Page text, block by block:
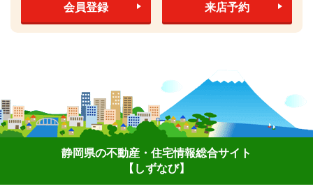
会員登録 来店予約
静岡県の不動産・住宅情報総合サイト
【しずなび】